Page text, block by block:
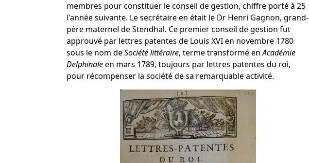
membres pour constituer le conseil de gestion, chiffre porté à 25
l'année suivante. Le secrétaire en était le Dr Henri Gagnon, grand-
père maternel de Stendhal. Ce premier conseil de gestion fut
approuvé par lettres patentes de Louis XVI en novembre 1780
sous le nom deSociété littéraire, terme transformé enAcadémie
Delphinaleen mars 1789, toujours par lettres patentes du roi,
pour récompenser la société de sa remarquable activité.